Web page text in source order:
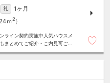
礼
1ヶ月
ｍ 2）
ライン契約実施中人気ハウスメ
まとめてご紹介・ご内見可ご予